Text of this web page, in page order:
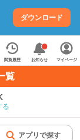
ダウンロード
閲覧履歴 お知らせ マイページ
覧
る
アプリで探す